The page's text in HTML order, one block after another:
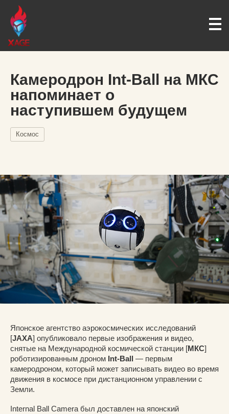
Камеродрон Int-Ball на МКС
напоминает о
наступившем будущем
Космос
Японское агентство аэрокосмических исследований
[JAXA] опубликовало первые изображения и видео,
снятые на Международной космической станции [МКС]
роботизированным дроном Int-Ball — первым
камеродроном, который может записывать видео во время
движения в космосе при дистанционном управлении с
Земли.
Internal Ball Camera был доставлен на японский